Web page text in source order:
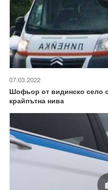
07.03.2022
Шофьор от видинско село
крайпътна нива